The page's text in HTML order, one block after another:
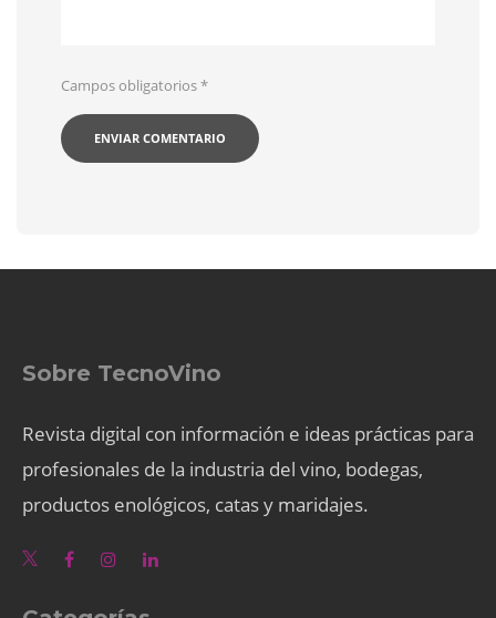
Campos obligatorios*
Sobre TecnoVino
Revista digital con información e ideas prácticas para
profesionales de la industria del vino, bodegas,
productos enológicos, catas y maridajes.